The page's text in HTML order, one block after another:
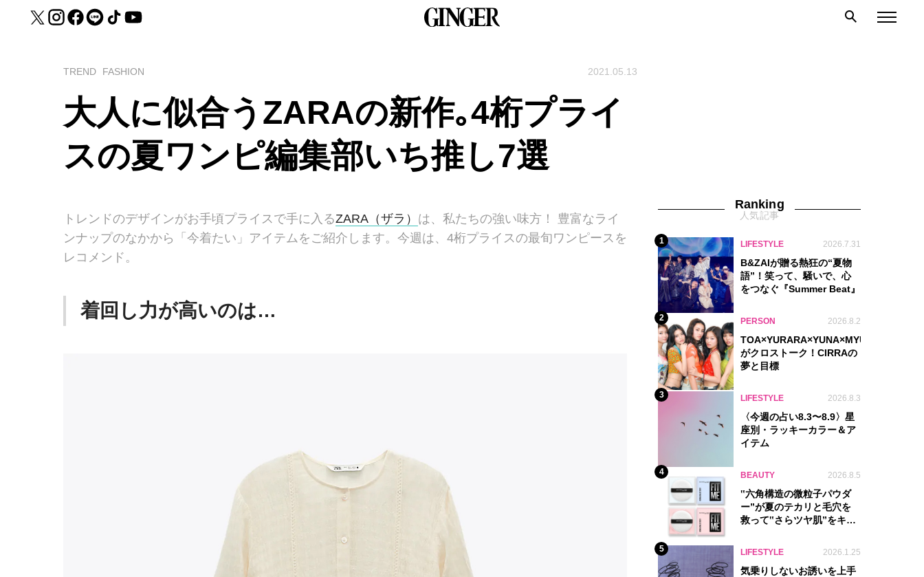
TREND FASHION 2021.05.13
大人に似合うZARAの新作｡4桁プライ
スの夏ワンピ編集部いち推し7選
トレンドのデザインがお手頃プライスで手に入るZARA（ザラ） は、私たちの強い味方！ 豊富なライ
ンナップのなかから「今着たい」アイテムをご紹介します。今週は、4桁プライスの最旬ワンピースを
レコメンド。
着回し力が高いのは…
Ranking
人気記事
1 LIFESTYLE 2026.7.31
B&ZAIが贈る熱狂の“夏物
語”！笑って、騒いで、心
をつなぐ『Summer Beat』
2 PERSON 2026.8.2
TOA×YURARA×YUNA×MYU.Y×MANON
がクロストーク！CIRRAの
夢と目標
3 LIFESTYLE 2026.8.3
〈今週の占い8.3〜8.9〉星
座別・ラッキーカラー＆ア
イテム
4 BEAUTY 2026.8.5
‟六角構造の微粒子パウダ
ー”が夏のテカリと毛穴を
救って‟さらツヤ肌”をキー
5 LIFESTYLE 2026.1.25
気乗りしないお誘いを上手